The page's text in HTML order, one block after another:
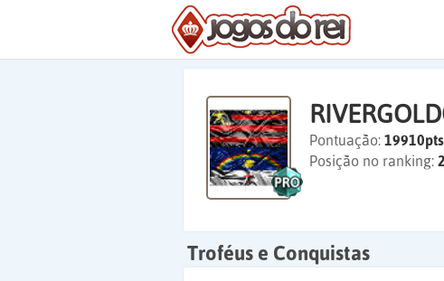
Pontuação: 19910pts
Posição no ranking:
Troféus e Conquistas